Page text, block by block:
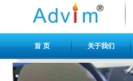
首 页 关于我们